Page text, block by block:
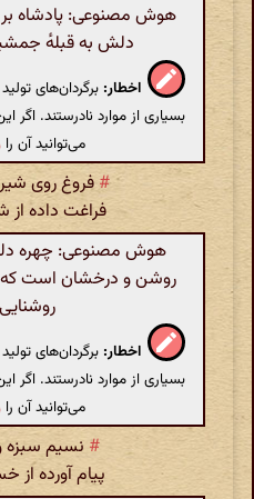
هوش مصنوعی: پادشاه
دلش به قبله‌ٔ
اخطار: برگردان‌های
بسیاری از موارد نادرستند.
می‌توانید آن را
#فروغ روی
فراغت داده
هوش مصنوعی: چهره
روشن و درخشان است که
اخطار: برگردان‌های
بسیاری از موارد نادرستند.
می‌توانید آن را
# نسیم سبزه
پیام آورده از